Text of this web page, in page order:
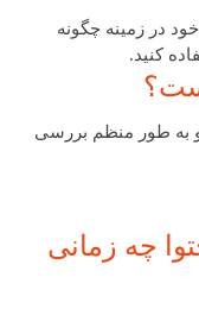
در زمینه چگونه
کنید.
به طور منظم بررسی
چه زمانی